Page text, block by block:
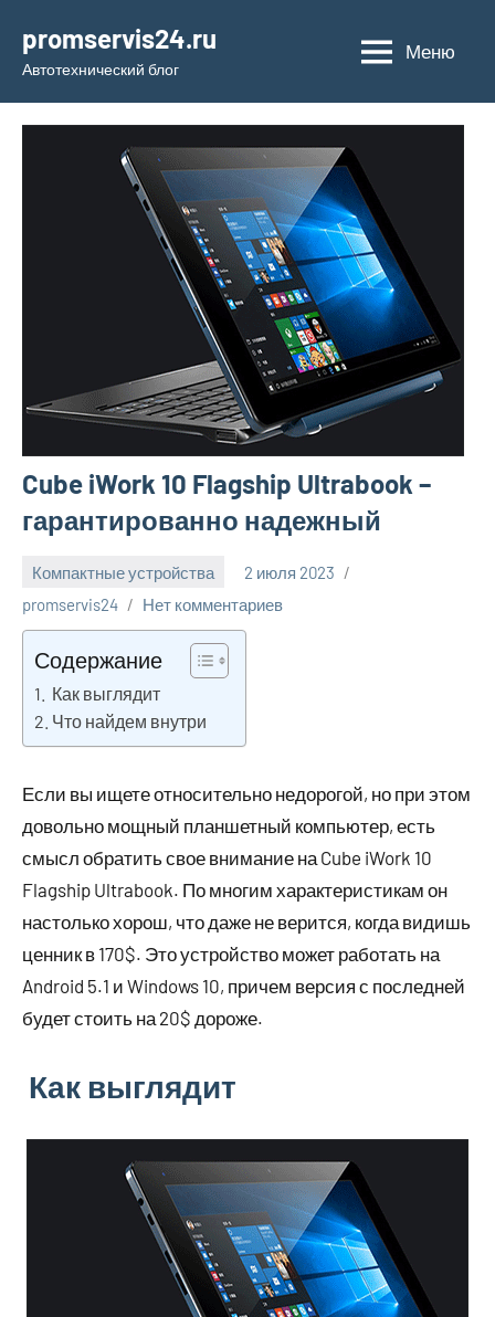
содержимому
promservis24.ru
Автотехнический блог
Меню
Cube iWork 10 Flagship Ultrabook –
гарантированно надежный
Компактные устройства
2 июля 2023
promservis24
Нет комментариев
Содержание
Как выглядит
Что найдем внутри
Если вы ищете относительно недорогой, но при этом
довольно мощный планшетный компьютер, есть
смысл обратить свое внимание на Cube iWork 10
Flagship Ultrabook. По многим характеристикам он
настолько хорош, что даже не верится, когда видишь
ценник в 170$. Это устройство может работать на
Android 5.1 и Windows 10, причем версия с последней
будет стоить на 20$ дороже.
Как выглядит